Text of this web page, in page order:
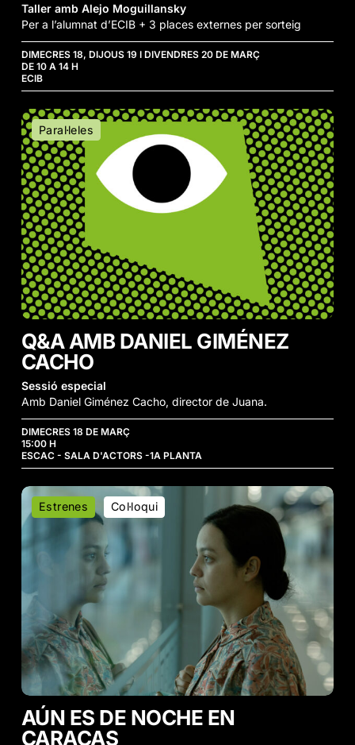
Taller amb Alejo Moguillansky
Per a l’alumnat d’ECIB + 3 places externes per sorteig
DIMECRES 18, DIJOUS 19 I DIVENDRES 20 DE MARÇ
DE 10 A 14 H
ECIB
Q&A
Amb
Daniel
Giménez
Cacho
Paral·leles
Q&A AMB DANIEL GIMÉNEZ
CACHO
Sessió especial
Amb Daniel Giménez Cacho, director de Juana.
DIMECRES 18 DE MARÇ
15:00 H
ESCAC - SALA D'ACTORS -1A PLANTA
Aún
es
de
en
Caracas
Col·loqui
Estrenes
AÚN ES DE NOCHE EN
CARACAS